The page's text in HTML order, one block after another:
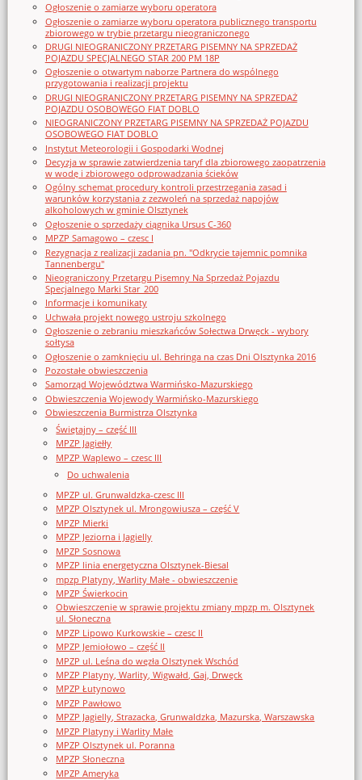
Ogłoszenie o zamiarze wyboru operatora
Ogłoszenie o zamiarze wyboru operatora publicznego transportu
zbiorowego w trybie przetargu nieograniczonego
DRUGI NIEOGRANICZONY PRZETARG PISEMNY NA SPRZEDAŻ
POJAZDU SPECJALNEGO STAR 200 PM 18P
Ogłoszenie o otwartym naborze Partnera do wspólnego
przygotowania i realizacji projektu
DRUGI NIEOGRANICZONY PRZETARG PISEMNY NA SPRZEDAŻ
POJAZDU OSOBOWEGO FIAT DOBLO
NIEOGRANICZONY PRZETARG PISEMNY NA SPRZEDAŻ POJAZDU
OSOBOWEGO FIAT DOBLO
Instytut Meteorologii i Gospodarki Wodnej
Decyzja w sprawie zatwierdzenia taryf dla zbiorowego zaopatrzenia
w wodę i zbiorowego odprowadzania ścieków
Ogólny schemat procedury kontroli przestrzegania zasad i
warunków korzystania z zezwoleń na sprzedaż napojów
alkoholowych w gminie Olsztynek
Ogłoszenie o sprzedaży ciągnika Ursus C-360
MPZP Samagowo – czesc I
Rezygnacja z realizacji zadania pn. "Odkrycie tajemnic pomnika
Tannenbergu"
Nieograniczony Przetargu Pisemny Na Sprzedaż Pojazdu
Specjalnego Marki Star_200
Informacje i komunikaty
Uchwała projekt nowego ustroju szkolnego
Ogłoszenie o zebraniu mieszkańców Sołectwa Drwęck - wybory
sołtysa
Ogłoszenie o zamknięciu ul. Behringa na czas Dni Olsztynka 2016
Pozostałe obwieszczenia
Samorząd Województwa Warmińsko-Mazurskiego
Obwieszczenia Wojewody Warmińsko-Mazurskiego
Obwieszczenia Burmistrza Olsztynka
Świętajny – część III
MPZP Jagiełły
MPZP Waplewo – czesc III
Do uchwalenia
MPZP ul. Grunwaldzka-czesc III
MPZP Olsztynek ul. Mrongowiusza – część V
MPZP Mierki
MPZP Jeziorna i Jagielly
MPZP Sosnowa
MPZP linia energetyczna Olsztynek-Biesal
mpzp Platyny, Warlity Małe - obwieszczenie
MPZP Świerkocin
Obwieszczenie w sprawie projektu zmiany mpzp m. Olsztynek
ul. Słoneczna
MPZP Lipowo Kurkowskie – czesc II
MPZP Jemiołowo – część II
MPZP ul. Leśna do węzła Olsztynek Wschód
MPZP Platyny, Warlity, Wigwałd, Gaj, Drwęck
MPZP Łutynowo
MPZP Pawłowo
MPZP Jagielly, Strazacka, Grunwaldzka, Mazurska, Warszawska
MPZP Platyny i Warlity Małe
MPZP Olsztynek ul. Poranna
MPZP Słoneczna
MPZP Ameryka